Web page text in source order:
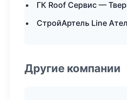
ГК Roof Сервис —
СтройАртель Line
Другие компании